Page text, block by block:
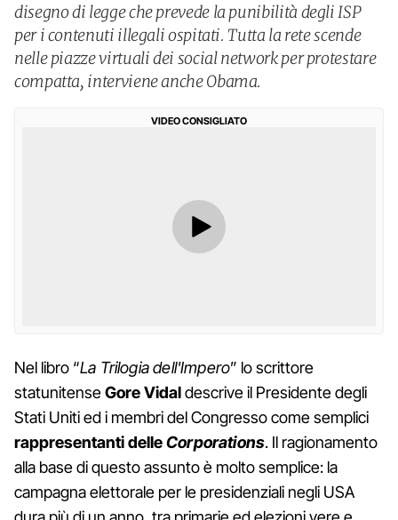
disegno di legge che prevede la punibilità degli ISP
per i contenuti illegali ospitati. Tutta la rete scende
nelle piazze virtuali dei social network per protestare
compatta, interviene anche Obama.
VIDEO CONSIGLIATO
Nel libro “La Trilogia dell'Impero” lo scrittore
statunitenseGore Vidaldescrive il Presidente degli
Stati Uniti ed i membri del Congresso come semplici
rappresentanti delleCorporations. Il ragionamento
alla base di questo assunto è molto semplice: la
campagna elettorale per le presidenziali negli USA